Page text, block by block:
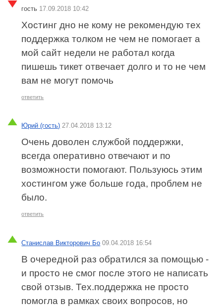
гость 17.09.2018 10:42
Хостинг дно не кому не рекомендую тех
поддержка толком не чем не помогает а
мой сайт недели не работал когда
пишешь тикет отвечает долго и то не чем
вам не могут помочь
ответить
Юрий (гость) 27.04.2018 13:12
Очень доволен службой поддержки,
всегда оперативно отвечают и по
возможности помогают. Пользуюсь этим
хостингом уже больше года, проблем не
было.
ответить
Станислав Викторович Бо 09.04.2018 16:54
В очередной раз обратился за помощью -
и просто не смог после этого не написать
свой отзыв. Тех.поддержка не просто
помогла в рамках своих вопросов, но